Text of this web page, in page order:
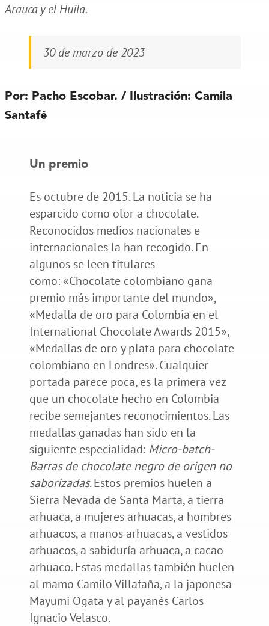
Arauca y el Huila.
30 de marzo de 2023
Por: Pacho Escobar. / Ilustración: Camila
Santafé
Un premio
Es octubre de 2015. La noticia se ha
esparcido como olor a chocolate.
Reconocidos medios nacionales e
internacionales la han recogido. En
algunos se leen titulares
como: «Chocolate colombiano gana
premio más importante del mundo»,
«Medalla de oro para Colombia en el
International Chocolate Awards 2015»,
«Medallas de oro y plata para chocolate
colombiano en Londres». Cualquier
portada parece poca, es la primera vez
que un chocolate hecho en Colombia
recibe semejantes reconocimientos. Las
medallas ganadas han sido en la
siguiente especialidad: Micro-batch-
Barras de chocolate negro de origen no
saborizadas. Estos premios huelen a
Sierra Nevada de Santa Marta, a tierra
arhuaca, a mujeres arhuacas, a hombres
arhuacos, a manos arhuacas, a vestidos
arhuacos, a sabiduría arhuaca, a cacao
arhuaco. Estas medallas también huelen
al mamo Camilo Villafaña, a la japonesa
Mayumi Ogata y al payanés Carlos
Ignacio Velasco.